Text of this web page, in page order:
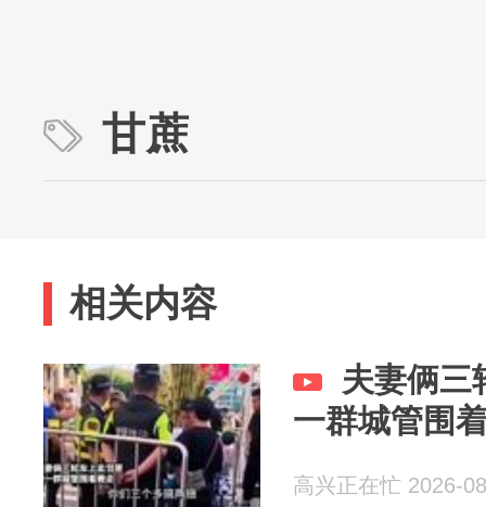
甘蔗
相关内容
夫妻俩三
一群城管围
高兴正在忙 2026-